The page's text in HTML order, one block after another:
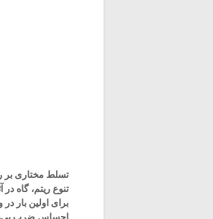
تسلط مختاری بر
تنوع ریتم، گاه
برای اولین بار
احساس ضرب